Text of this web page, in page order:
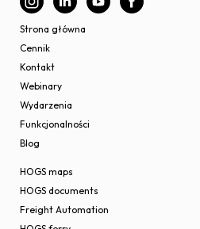
Strona główna
Cennik
Kontakt
Webinary
Wydarzenia
Funkcjonalności
Blog
HOGS maps
HOGS documents
Freight Automation